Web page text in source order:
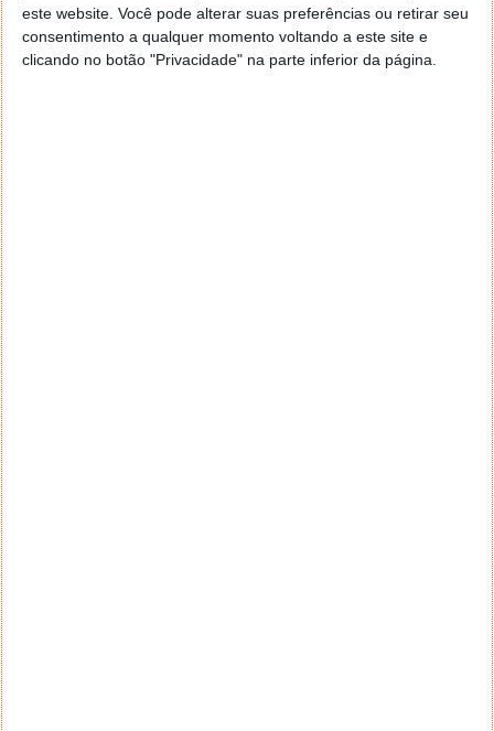
este website. Você pode alterar suas preferências ou retirar seu
consentimento a qualquer momento voltando a este site e
clicando no botão "Privacidade" na parte inferior da página.
Estão preparados? Vamos lá!